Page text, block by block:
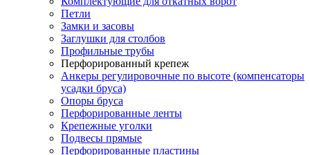
Петли
Замки и засовы
Заглушки для столбов
Профильные трубы
Перфорированный крепеж
Анкеры регулировочные по высоте (компенсаторы
усадки бруса)
Опоры бруса
Перфорированные ленты
Крепежные уголки
Подвесы прямые
Перфорированные пластины